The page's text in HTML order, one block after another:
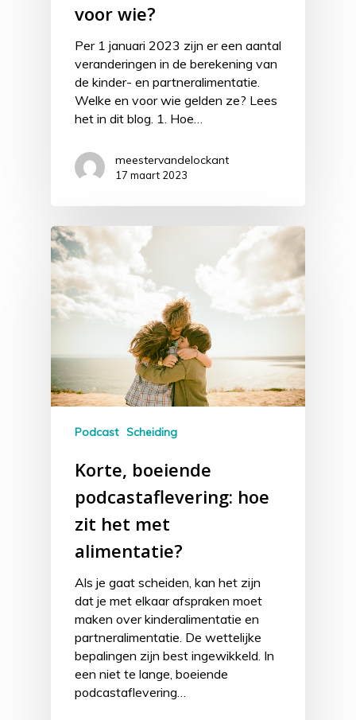
voor wie?
Per 1 januari 2023 zijn er een aantal
veranderingen in de berekening van
de kinder- en partneralimentatie.
Welke en voor wie gelden ze? Lees
het in dit blog. 1. Hoe…
meestervandelockant
17 maart 2023
Podcast Scheiding
Korte, boeiende
podcastaflevering: hoe
zit het met
alimentatie?
Als je gaat scheiden, kan het zijn
dat je met elkaar afspraken moet
maken over kinderalimentatie en
partneralimentatie. De wettelijke
bepalingen zijn best ingewikkeld. In
een niet te lange, boeiende
podcastaflevering…